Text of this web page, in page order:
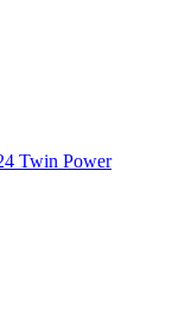
Twin Power